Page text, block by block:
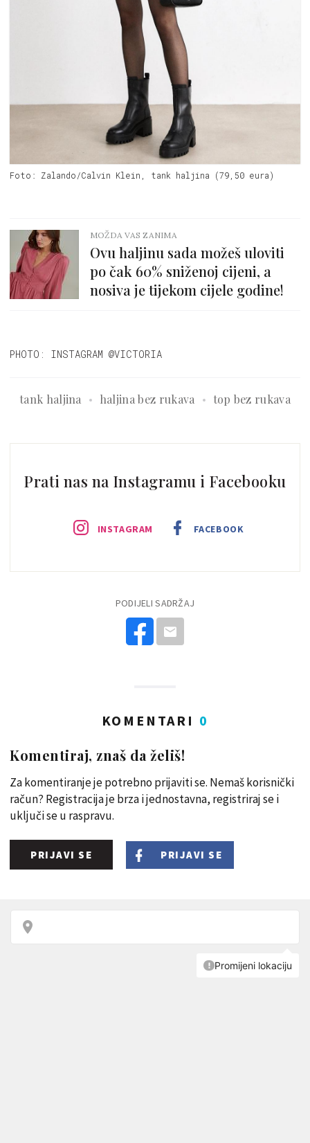
Foto: Zalando/Calvin Klein, tank haljina (79,50 eura)
MOŽDA VAS ZANIMA
Ovu haljinu sada možeš uloviti
po čak 60% sniženoj cijeni, a
nosiva je tijekom cijele godine!
PHOTO: INSTAGRAM @VICTORIA
tank haljina haljina bez rukava top bez rukava
Prati nas na Instagramu i Facebooku
INSTAGRAM FACEBOOK
PODIJELI SADRŽAJ
KOMENTARI 0
Komentiraj, znaš da želiš!
Za komentiranje je potrebno prijaviti se. Nemaš korisnički
račun? Registracija je brza i jednostavna, registriraj se i
uključi se u raspravu.
PRIJAVI SE PRIJAVI SE